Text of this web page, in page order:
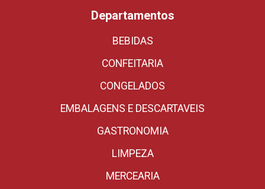
Departamentos
BEBIDAS
CONFEITARIA
CONGELADOS
EMBALAGENS E DESCARTAVEIS
GASTRONOMIA
LIMPEZA
MERCEARIA